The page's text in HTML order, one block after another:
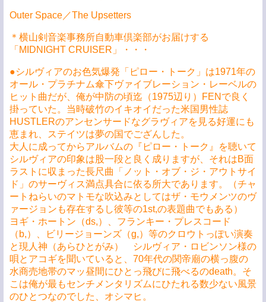
Outer Space／The Upsetters
＊横山剣音楽事務所自動車倶楽部がお届けする
「MIDNIGHT CRUISER」・・・
●シルヴィアのお色気爆発「ピロー・トーク」は1971年の
オール・プラチナム傘下ヴァイブレーション・レーベルの
ヒット曲だが、俺が中防の頃迄（1975辺り）FENで良く
掛っていた。当時破竹のイキオイだった米国男性誌
HUSTLERのアンセンサードなグラヴィアを見る好運にも
恵まれ、ステイツは夢の国でござんした。
大人に成ってからアルバムの『ピロー・トーク』を聴いて
シルヴィアの印象は股一段と良く成りますが、それはB面
ラストに収まった長尺曲「ノット・オブ・ジ・アウトサイ
ド」のサーヴィス満点具合に依る所大であります。（チャ
ートねらいのマトモな吹込みとしてはザ・モウメンツのヴ
ァージョンも存在するし彼等の1st,の表題曲でもある）
ヨギ・ホートン（ds,）、フランキー・プレスコード
（b,）、ビリージョーンズ（g,）等のクロウトっぽい演奏
と現人神（あらひとがみ） シルヴィア・ロビンソン様の
唄とアコギを聞いていると、70年代の関帝廟の横っ腹の
水商売地帯のマッ昼間にひとっ飛びに飛べるのdeath。そ
こは俺が最もセンチメンタリズムにひたれる数少ない風景
のひとつなのでした、オシマヒ。